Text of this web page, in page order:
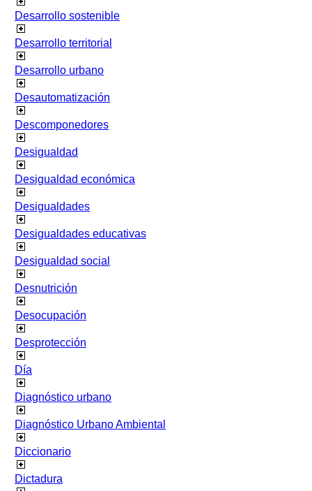
Desarrollo sostenible
Desarrollo territorial
Desarrollo urbano
Desautomatización
Descomponedores
Desigualdad
Desigualdad económica
Desigualdades
Desigualdades educativas
Desigualdad social
Desnutrición
Desocupación
Desprotección
Día
Diagnóstico urbano
Diagnóstico Urbano Ambiental
Diccionario
Dictadura